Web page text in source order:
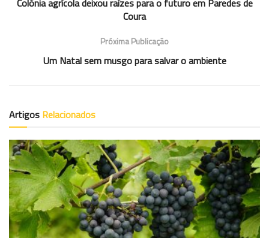
Coura
Próxima Publicação
Um Natal sem musgo para salvar o ambiente
Artigos Relacionados